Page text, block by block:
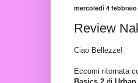
mercoledì 4 febbraio
Review
Ciao Bellezze!
Eccomi ritornata